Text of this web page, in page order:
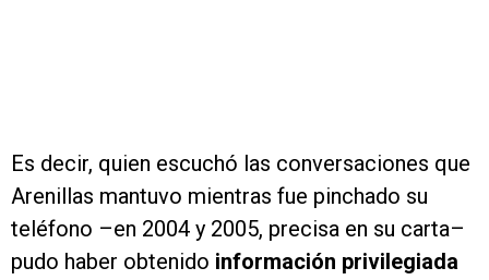
Es decir, quien escuchó las conversaciones que
Arenillas mantuvo mientras fue pinchado su
teléfono –en 2004 y 2005, precisa en su carta–
pudo haber obtenido información privilegiada